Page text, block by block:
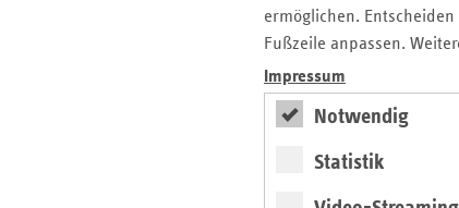
ermöglichen.
Fußzeile anpassen.
Impressum
Notwendig
Statistik
Seitenleiste
mit
weiteren
Informationen
Auf einen Blick
Pressemitteilungen
Kontakt und Anfahrt
Ansprechpartner